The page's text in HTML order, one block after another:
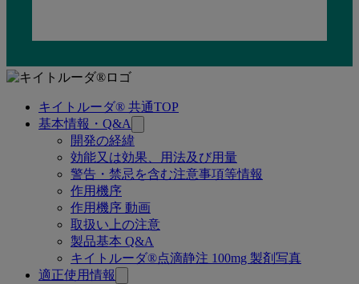
キイトルーダ® 共通TOP
基本情報・Q&A
開発の経緯
効能又は効果、用法及び用量
警告・禁忌を含む注意事項等情報
作用機序
作用機序 動画
取扱い上の注意
製品基本 Q&A
キイトルーダ®点滴静注 100mg 製剤写真
適正使用情報